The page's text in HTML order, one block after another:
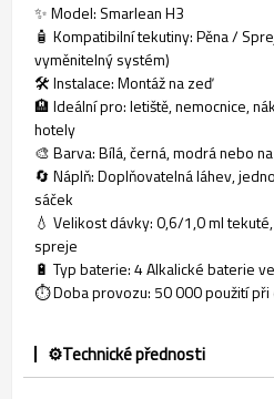
✨ Model: Smarlean H3
🧴 Kompatibilní tekutiny: Pěna /
vyměnitelný systém)
🛠️ Instalace: Montáž na zeď
🏨 Ideální pro: letiště, nemocnice,
hotely
🎨 Barva: Bílá, černá, modrá nebo
🔄 Náplň: Doplňovatelná láhev,
sáček
💧 Velikost dávky: 0,6/1,0 ml
spreje
🔋 Typ baterie: 4 Alkalické baterie
⏱️ Doba provozu: 50 000 použití
⚙️Technické přednosti